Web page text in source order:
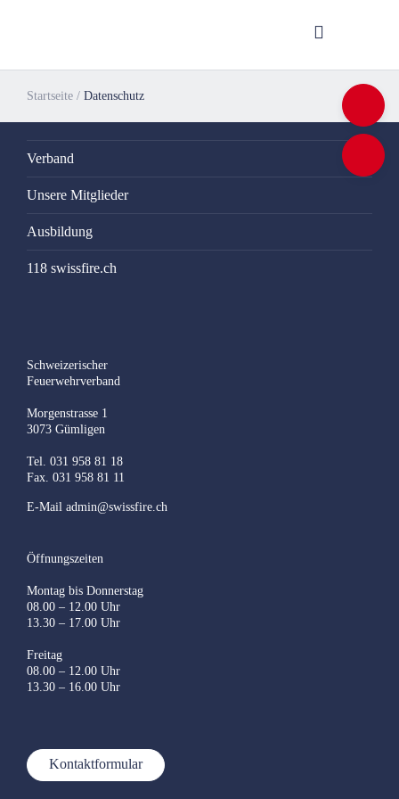
Startseite / Datenschutz
Verband
Unsere Mitglieder
Ausbildung
118 swissfire.ch
Schweizerischer
Feuerwehrverband
Morgenstrasse 1
3073 Gümligen
Tel. 031 958 81 18
Fax. 031 958 81 11
E-Mail admin@swissfire.ch
Öffnungszeiten
Montag bis Donnerstag
08.00 – 12.00 Uhr
13.30 – 17.00 Uhr
Freitag
08.00 – 12.00 Uhr
13.30 – 16.00 Uhr
Kontaktformular